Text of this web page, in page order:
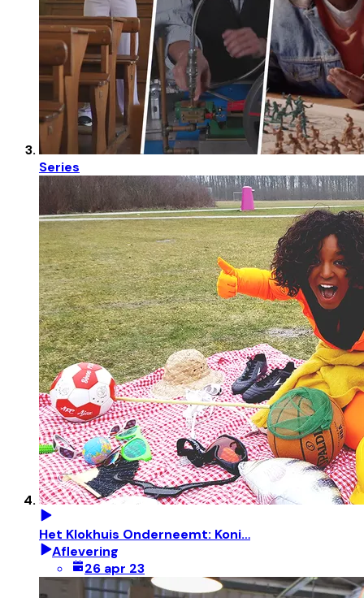
Series
Het Klokhuis Onderneemt: Koni…
Aflevering
26 apr 23